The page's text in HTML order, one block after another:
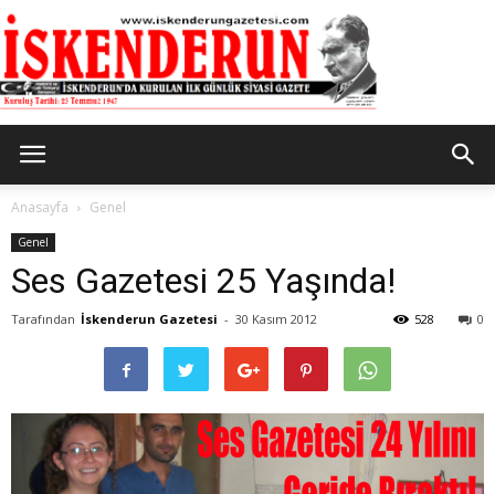
Gazetesi
Anasayfa Genel
Genel
Ses Gazetesi 25 Yaşında!
Tarafından İskenderun Gazetesi - 30 Kasım 2012 0
528